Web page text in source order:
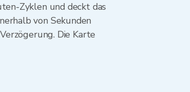
Zyklen und deckt das
von Sekunden
Die Karte